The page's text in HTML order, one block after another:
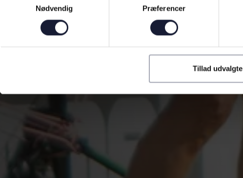
Nødvendig
Præferencer
Tillad udvalgte